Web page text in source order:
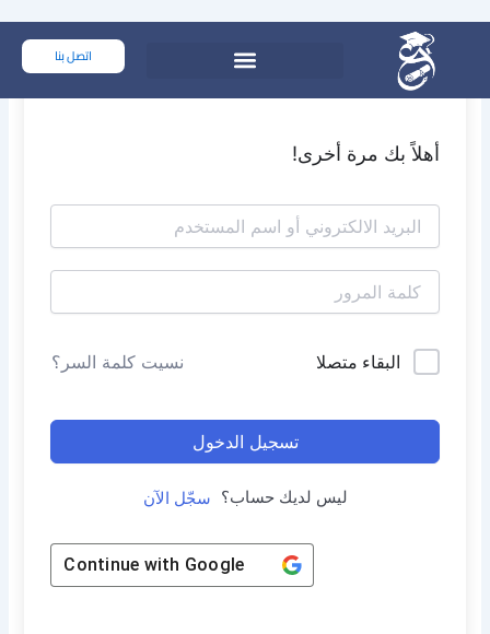
المحتوى
اتصل بنا
أهلاً بك مرة أخرى!
البقاء متصلا نسيت كلمة السر؟
تسجيل الدخول
ليس لديك حساب؟ سجّل الآن
Continue with Google